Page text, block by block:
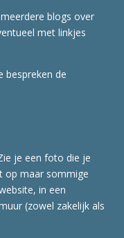
blogs over
met linkjes
bespreken de
je een foto die je
op maar sommige
in een
(zowel zakelijk als